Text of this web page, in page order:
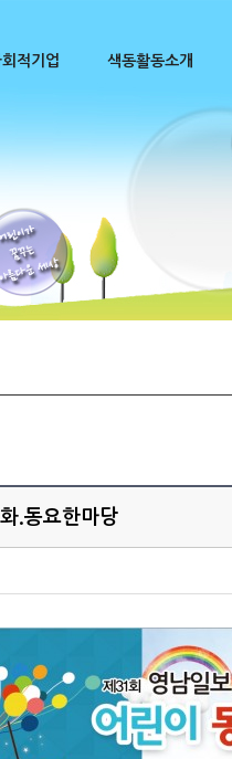
적기업 색동활동소개
.동요한마당